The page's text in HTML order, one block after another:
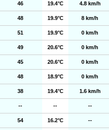
46 19.4°C 4.8 km/h
48 19.9°C 8 km/h
51 19.9°C 0 km/h
49 20.6°C 0 km/h
45 20.6°C 0 km/h
48 18.9°C 0 km/h
38 19.4°C 1.6 km/h
-- -- --
54 16.2°C --